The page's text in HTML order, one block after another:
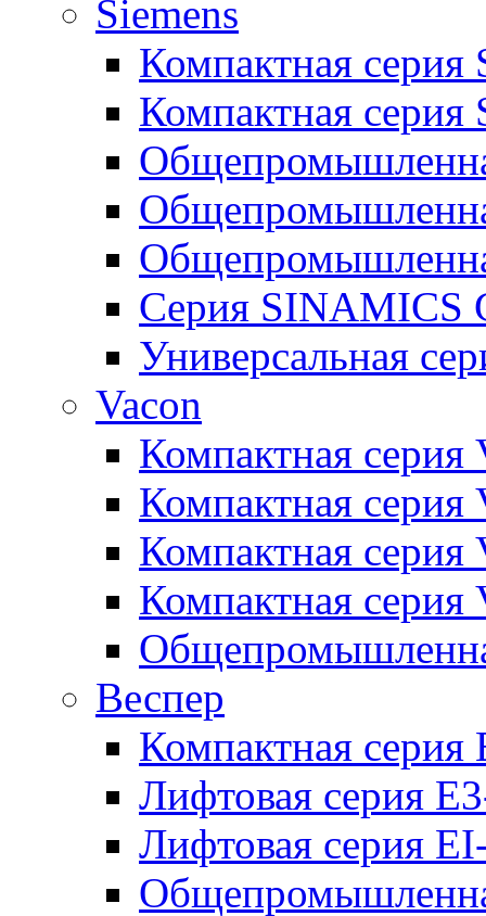
Siemens
Компактная
Компактная
Серия SINAMICS
Универсальная
Vacon
Компактная серия
Компактная серия
Компактная
Компактная серия
Веспер
Компактная серия
Лифтовая серия
Лифтовая серия